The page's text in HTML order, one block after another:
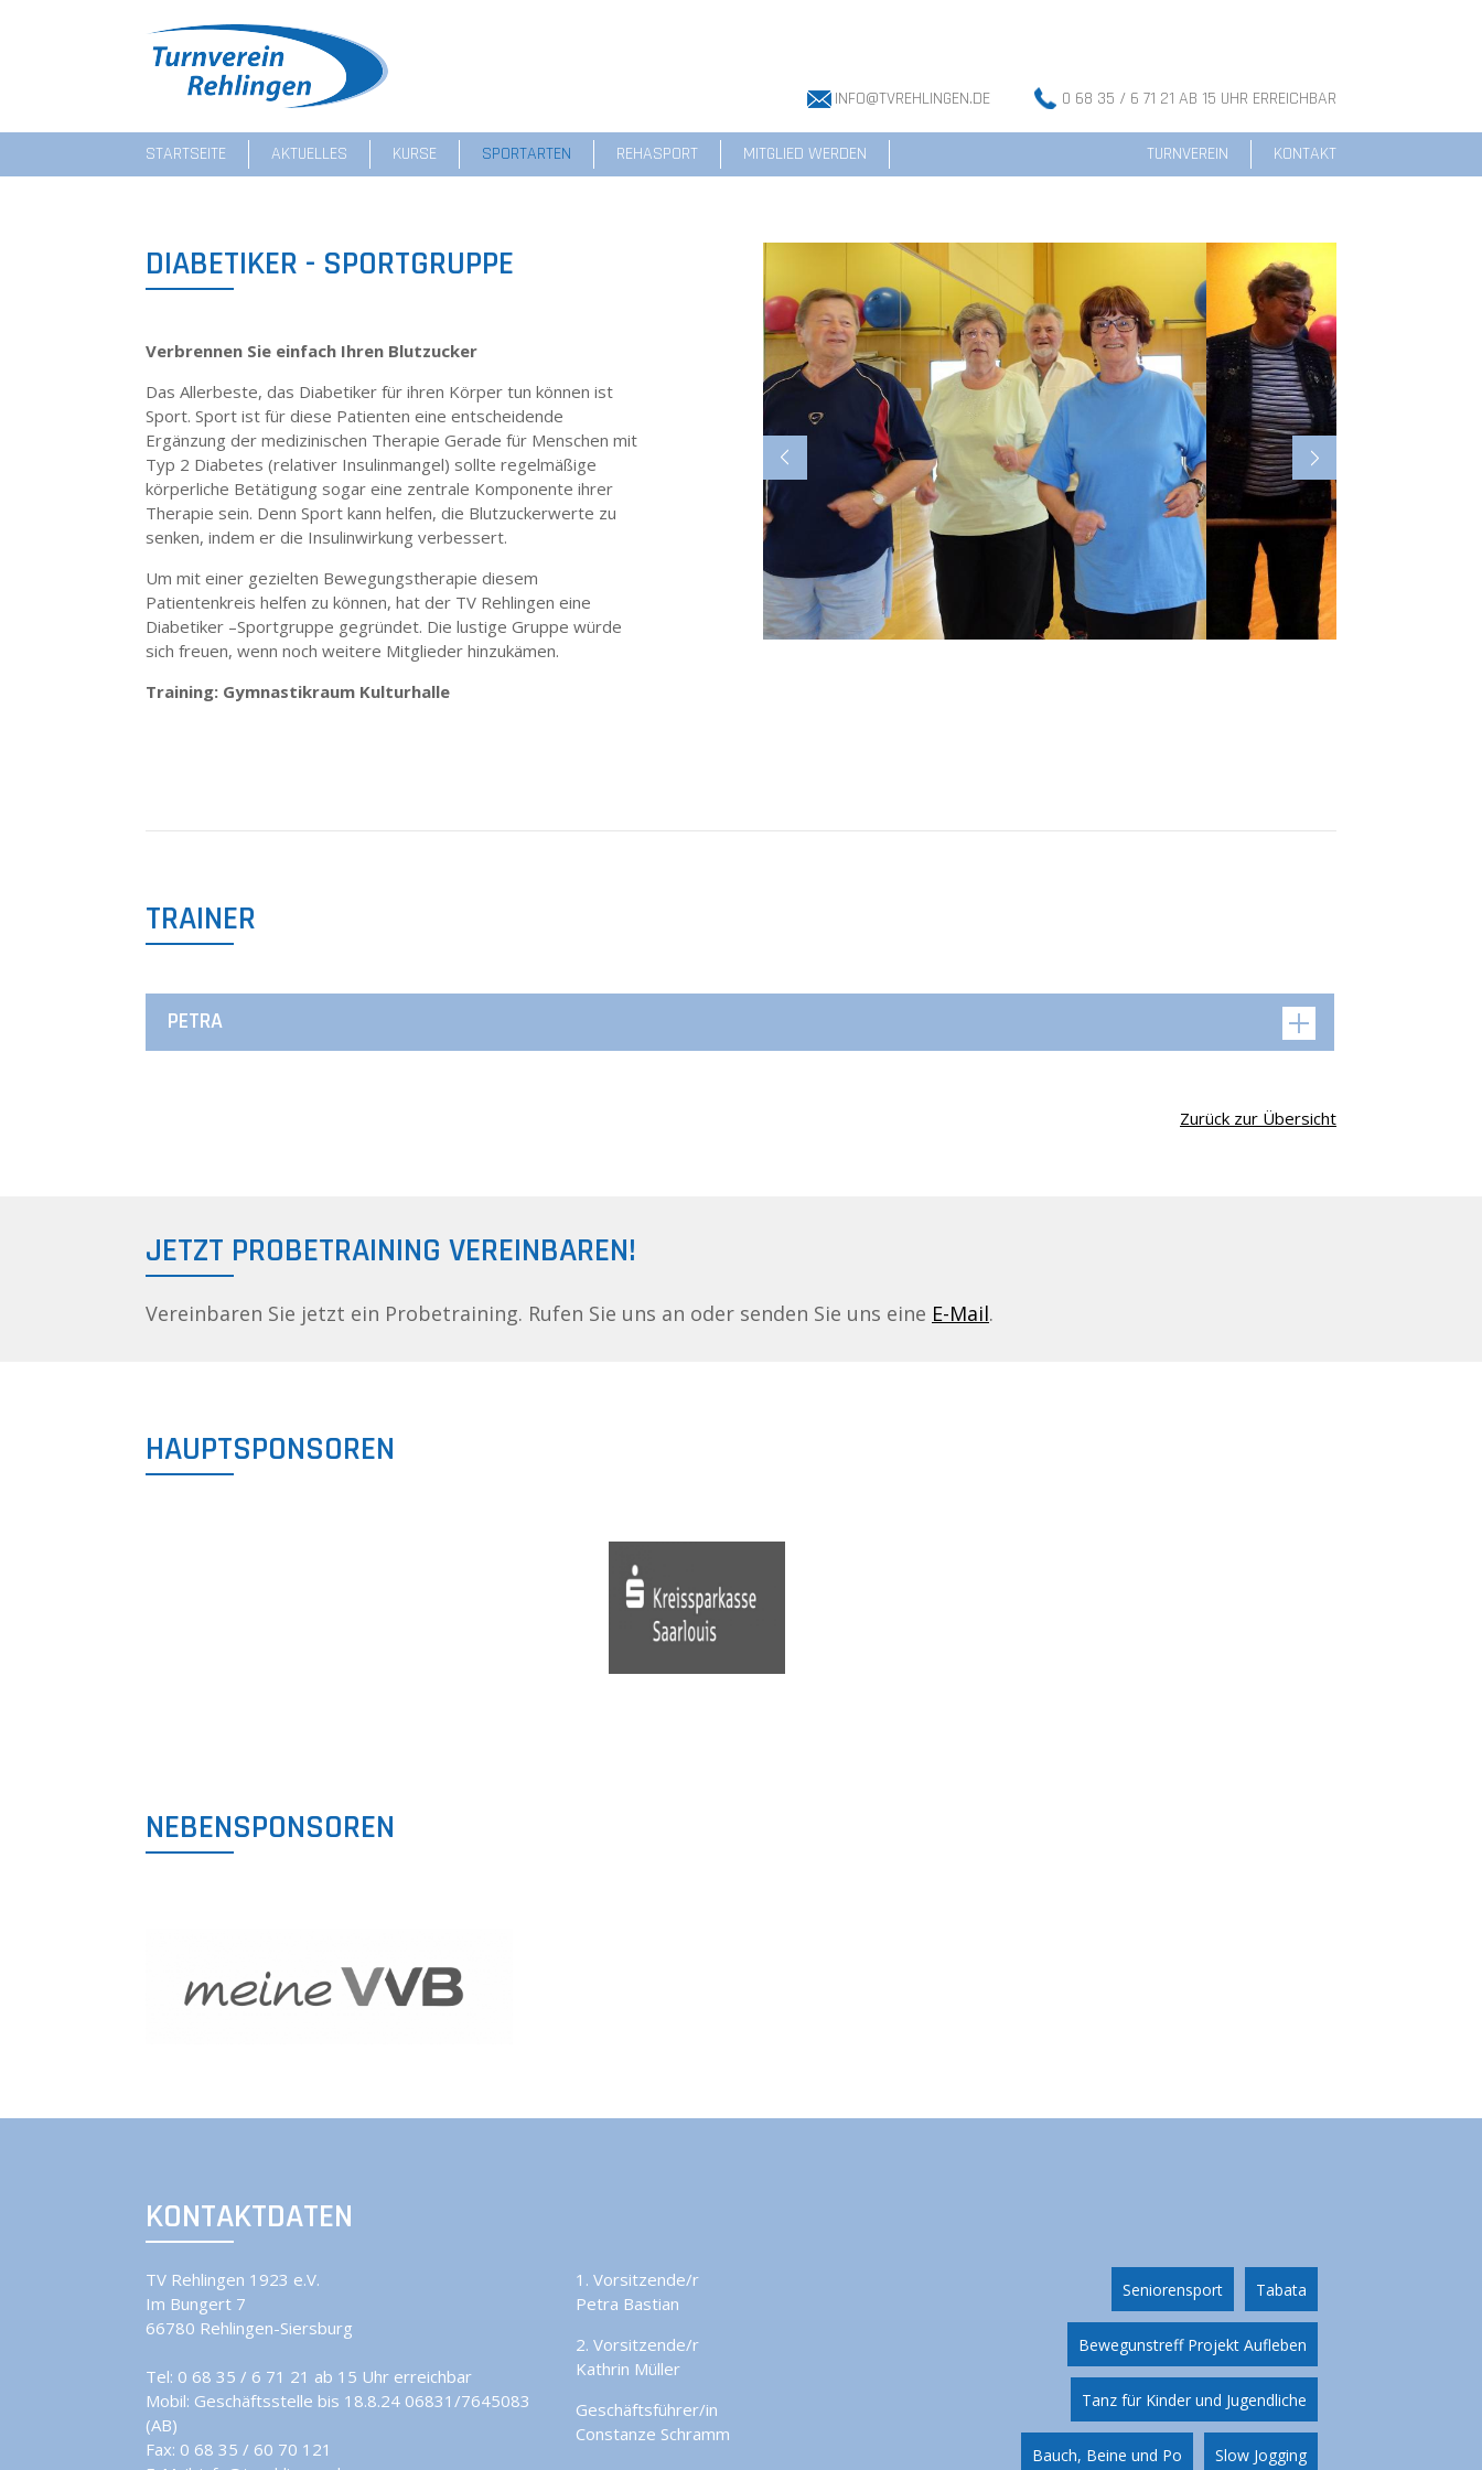
INFO@TVREHLINGEN.DE 0 68 35 / 6 71 21 AB 15 UHR ERREICHBAR
STARTSEITE AKTUELLES KURSE SPORTARTEN REHASPORT MITGLIED WERDEN TURNVEREIN KONTAKT
DIABETIKER - SPORTGRUPPE
Verbrennen Sie einfach Ihren Blutzucker
Das Allerbeste, das Diabetiker für ihren Körper tun können ist
Sport. Sport ist für diese Patienten eine entscheidende
Ergänzung der medizinischen Therapie Gerade für Menschen mit
Typ 2 Diabetes (relativer Insulinmangel) sollte regelmäßige
körperliche Betätigung sogar eine zentrale Komponente ihrer
Therapie sein. Denn Sport kann helfen, die Blutzuckerwerte zu
senken, indem er die Insulinwirkung verbessert.
Um mit einer gezielten Bewegungstherapie diesem
Patientenkreis helfen zu können, hat der TV Rehlingen eine
Diabetiker –Sportgruppe gegründet. Die lustige Gruppe würde
sich freuen, wenn noch weitere Mitglieder hinzukämen.
Training: Gymnastikraum Kulturhalle
TRAINER
PETRA
Zurück zur Übersicht
JETZT PROBETRAINING VEREINBAREN!
Vereinbaren Sie jetzt ein Probetraining. Rufen Sie uns an oder senden Sie uns eine E-Mail.
HAUPTSPONSOREN
NEBENSPONSOREN
KONTAKTDATEN
TV Rehlingen 1923 e.V.
Im Bungert 7
66780 Rehlingen-Siersburg
Tel: 0 68 35 / 6 71 21 ab 15 Uhr erreichbar
Mobil: Geschäftsstelle bis 18.8.24 06831/7645083
(AB)
Fax: 0 68 35 / 60 70 121
1. Vorsitzende/r
Petra Bastian
2. Vorsitzende/r
Kathrin Müller
Geschäftsführer/in
Constanze Schramm
Tabata
Seniorensport
Bewegunstreff Projekt Aufleben
Tanz für Kinder und Jugendliche
Slow Jogging
Bauch, Beine und Po